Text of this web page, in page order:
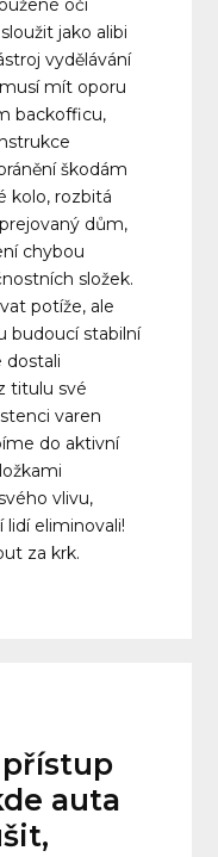
oči
jako alibi
vydělávání
mít oporu
backofficu,
škodám
kolo, rozbitá
dům,
chybou
složek.
potíže, ale
budoucí stabilní
dostali
titulu své
varen
do aktivní
vlivu,
eliminovali!
za krk.
auta